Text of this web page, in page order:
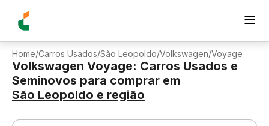
Home/Carros Usados/São Leopoldo/Volkswagen/Voyage
Volkswagen Voyage: Carros Usados e
Seminovos para comprar em
São Leopoldo e região